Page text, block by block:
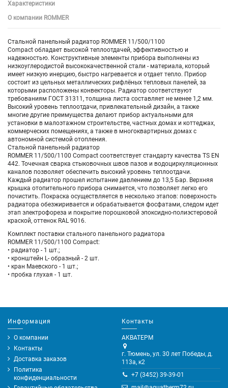
Характеристики
О компании ROMMER
Стальной панельный радиатор ROMMER 11/500/1100
Compact обладает высокой теплоотдачей, эффективностью и
надежностью. Конструктивные элементы прибора выполнены из
низкоуглеродистой высококачественной стали - материала, который
имеет низкую инерцию, быстро нагревается и отдает тепло. Прибор
состоит из цельных металлических рифлёных тепловых панелей, за
которыми расположены конвекторы. Радиатор соответствуют
требованиям ГОСТ 31311, толщина листа составляет не менее 1,2 мм.
Высокий уровень теплоотдачи, привлекательный дизайн, а также
многие другие преимущества делают прибор актуальными для
установки в малоэтажном строительстве, частных домах и коттеджах,
коммерческих помещениях, а также в многоквартирных домах с
автономной системой отопления.
Стальной панельный радиатор
ROMMER 11/500/1100 Compact соответствует стандарту качества TS EN
442. Точечная сварка стыковочных швов пазов и водоциркуляционных
каналов позволяет обеспечить высокий уровень теплоотдачи.
Каждый радиатор прошел испытание давлением до 13,5 Бар. Верхняя
крышка отопительного прибора снимается, что позволяет легко его
почистить. Покраска осуществляется в несколько этапов: поверхность
радиатора обезжиривается и обрабатывается фосфатами, следом идет
этап электрофореза и покрытие порошковой эпоксидно-полиэстеровой
краской, оттенок RAL 9016.
Комплект поставки стального панельного радиатора
ROMMER 11/500/1100 Compact:
• радиатор - 1 шт.;
• кронштейн L- образный - 2 шт.
• кран Маевского - 1 шт.;
• пробка глухая - 1 шт.
Информация
О компании
Контакты
Доставка заказов
Политика
конфиденциальности
Контакты
АКВАТЕРМ
г. Тюмень, ул. 30 лет Победы, д.
113а, к2
+7 (3452) 39-39-01